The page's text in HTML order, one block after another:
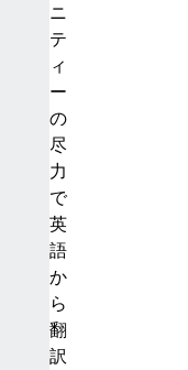
ニ
テ
ィ
ー
の
尽
力
で
英
語
か
ら
翻
訳